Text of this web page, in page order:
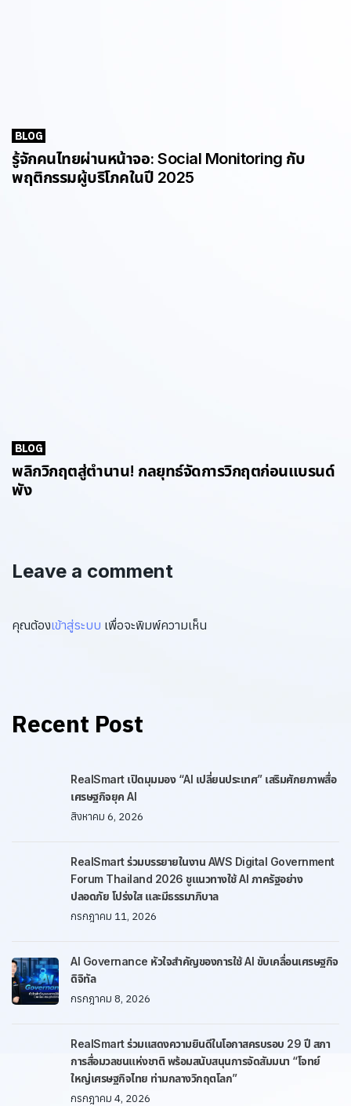
BLOG
รู้จักคนไทยผ่านหน้าจอ: Social Monitoring กับ
พฤติกรรมผู้บริโภคในปี 2025
BLOG
พลิกวิกฤตสู่ตำนาน! กลยุทธ์จัดการวิกฤตก่อนแบรนด์
พัง
Leave a comment
คุณต้องเข้าสู่ระบบ เพื่อจะพิมพ์ความเห็น
Recent Post
RealSmart เปิดมุมมอง “AI เปลี่ยนประเทศ” เสริมศักยภาพสื่อ
เศรษฐกิจยุค AI
สิงหาคม 6, 2026
RealSmart ร่วมบรรยายในงาน AWS Digital Government
Forum Thailand 2026 ชูแนวทางใช้ AI ภาครัฐอย่าง
ปลอดภัย โปร่งใส และมีธรรมาภิบาล
กรกฎาคม 11, 2026
AI Governance หัวใจสำคัญของการใช้ AI ขับเคลื่อนเศรษฐกิจ
ดิจิทัล
กรกฎาคม 8, 2026
RealSmart ร่วมแสดงความยินดีในโอกาสครบรอบ 29 ปี สภา
การสื่อมวลชนแห่งชาติ พร้อมสนับสนุนการจัดสัมมนา “โจทย์
ใหญ่เศรษฐกิจไทย ท่ามกลางวิกฤตโลก”
กรกฎาคม 4, 2026